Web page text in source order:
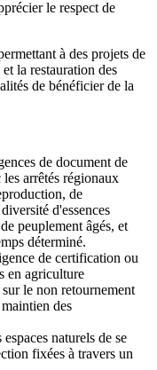
le respect de
à des projets de
la restauration des
de bénéficier de la
de document de
arrêtés régionaux
de
d'essences
peuplement âgés, et
déterminé.
de certification ou
en agriculture
le non retournement
des
naturels de se
fixées à travers un